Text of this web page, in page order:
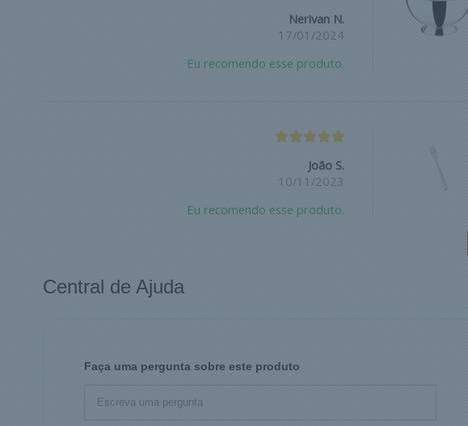
Nerivan N.
17/01/2024
Eu recomendo esse produto.
João S.
10/11/2023
Eu recomendo esse produto.
Central de Ajuda
Faça uma pergunta sobre este produto